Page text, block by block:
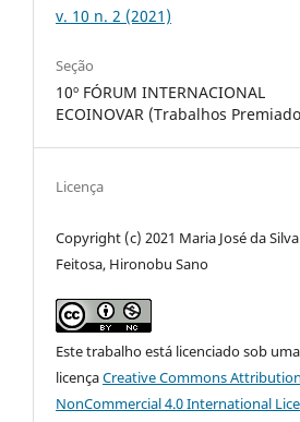
v. 10 n. 2 (2021)
Seção
10º FÓRUM INTERNACIONAL
ECOINOVAR (Trabalhos
Licença
Copyright (c) 2021 Maria José da Silva
Feitosa, Hironobu Sano
Este trabalho está licenciado sob uma
licençaCreative Commons
NonCommercial 4.0 International